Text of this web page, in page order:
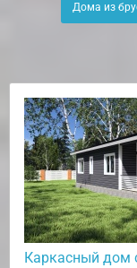
Дома из
Каркасный дом